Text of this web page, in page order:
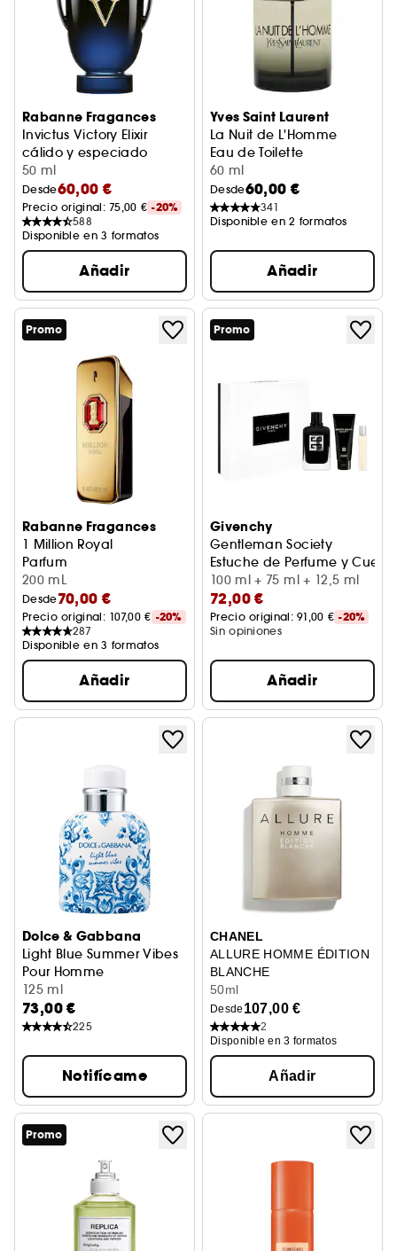
Rabanne Fragances
Invictus Victory Elixir
cálido y especiado
50 ml
Desde60,00 €
Precio original: 75,00 € -20%
588
Disponible en 3 formatos
Añadir
Yves Saint Laurent
La Nuit de L'Homme
Eau de Toilette
60 ml
Desde60,00 €
341
Disponible en 2 formatos
Añadir
Promo
Rabanne Fragances
1 Million Royal
Parfum
200 mL
Desde70,00 €
Precio original: 107,00 € -20%
287
Disponible en 3 formatos
Añadir
Promo
Givenchy
Gentleman Society
Estuche de Perfume y
100 ml + 75 ml + 12,5 ml
72,00 €
Precio original: 91,00 € -20%
Sin opiniones
Añadir
Dolce & Gabbana
Light Blue Summer Vibes
Pour Homme
Eau de Toilette
125 ml
73,00 €
225
Notifícame
CHANEL
ALLURE HOMME ÉDITION
BLANCHE
Eau De Parfum Vaporizador
50ml
Desde 107,00 €
2
Disponible en 3 formatos
Añadir
Promo